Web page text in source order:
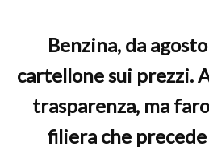
Benzina, da
cartellone sui prezzi.
trasparenza, ma
filiera che